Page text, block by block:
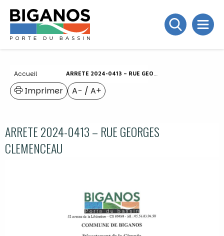
Accueil ARRETE 2024-0413 – RUE GEORGES CLEMENCEAU
A− / A+
Imprimer
ARRETE 2024-0413 – RUE GEORGES
CLEMENCEAU